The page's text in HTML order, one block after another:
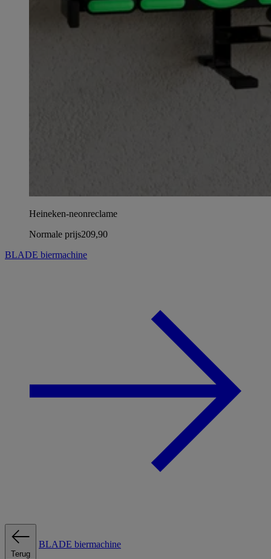
Heineken-neonreclame
Normale prijs209,90
BLADE biermachine
Terug
BLADE biermachine